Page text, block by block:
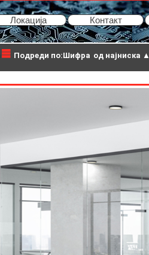
Локација Контакт
Подреди по:Шифра од најниска ▲